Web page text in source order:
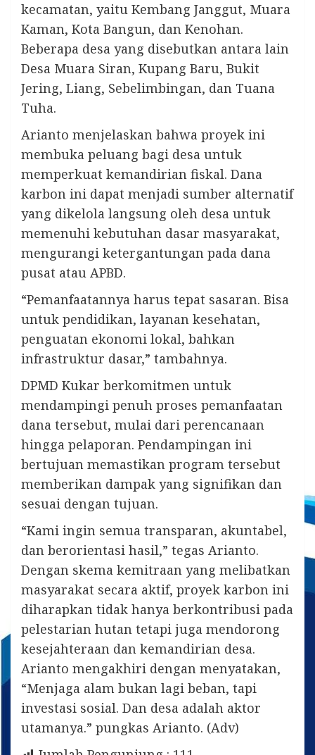
kecamatan, yaitu Kembang Janggut, Muara
Kaman, Kota Bangun, dan Kenohan.
Beberapa desa yang disebutkan antara lain
Desa Muara Siran, Kupang Baru, Bukit
Jering, Liang, Sebelimbingan, dan Tuana
Tuha.
Arianto menjelaskan bahwa proyek ini
membuka peluang bagi desa untuk
memperkuat kemandirian fiskal. Dana
karbon ini dapat menjadi sumber alternatif
yang dikelola langsung oleh desa untuk
memenuhi kebutuhan dasar masyarakat,
mengurangi ketergantungan pada dana
pusat atau APBD.
“Pemanfaatannya harus tepat sasaran. Bisa
untuk pendidikan, layanan kesehatan,
penguatan ekonomi lokal, bahkan
infrastruktur dasar,” tambahnya.
DPMD Kukar berkomitmen untuk
mendampingi penuh proses pemanfaatan
dana tersebut, mulai dari perencanaan
hingga pelaporan. Pendampingan ini
bertujuan memastikan program tersebut
memberikan dampak yang signifikan dan
sesuai dengan tujuan.
“Kami ingin semua transparan, akuntabel,
dan berorientasi hasil,” tegas Arianto.
Dengan skema kemitraan yang melibatkan
masyarakat secara aktif, proyek karbon ini
diharapkan tidak hanya berkontribusi pada
pelestarian hutan tetapi juga mendorong
kesejahteraan dan kemandirian desa.
Arianto mengakhiri dengan menyatakan,
“Menjaga alam bukan lagi beban, tapi
investasi sosial. Dan desa adalah aktor
utamanya.” pungkas Arianto. (Adv)